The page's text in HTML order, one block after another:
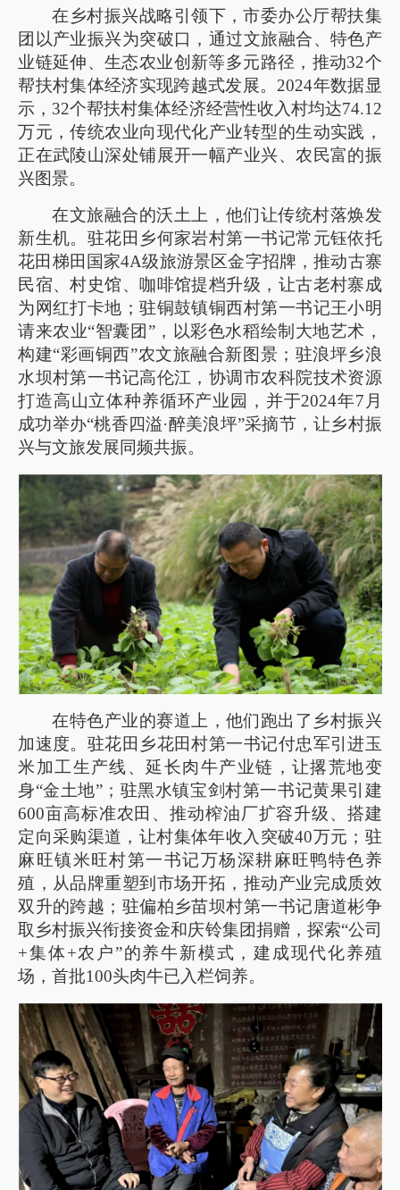
在乡村振兴战略引领下，市委办公厅帮扶集
团以产业振兴为突破口，通过文旅融合、特色产
业链延伸、生态农业创新等多元路径，推动32个
帮扶村集体经济实现跨越式发展。2024年数据显
示，32个帮扶村集体经济经营性收入村均达74.12
万元，传统农业向现代化产业转型的生动实践，
正在武陵山深处铺展开一幅产业兴、农民富的振
兴图景。
在文旅融合的沃土上，他们让传统村落焕发
新生机。驻花田乡何家岩村第一书记常元钰依托
花田梯田国家4A级旅游景区金字招牌，推动古寨
民宿、村史馆、咖啡馆提档升级，让古老村寨成
为网红打卡地；驻铜鼓镇铜西村第一书记王小明
请来农业“智囊团”，以彩色水稻绘制大地艺术，
构建“彩画铜西”农文旅融合新图景；驻浪坪乡浪
水坝村第一书记高伦江，协调市农科院技术资源
打造高山立体种养循环产业园，并于2024年7月
成功举办“桃香四溢·醉美浪坪”采摘节，让乡村振
兴与文旅发展同频共振。
在特色产业的赛道上，他们跑出了乡村振兴
加速度。驻花田乡花田村第一书记付忠军引进玉
米加工生产线、延长肉牛产业链，让撂荒地变
身“金土地”；驻黑水镇宝剑村第一书记黄果引建
600亩高标准农田、推动榨油厂扩容升级、搭建
定向采购渠道，让村集体年收入突破40万元；驻
麻旺镇米旺村第一书记万杨深耕麻旺鸭特色养
殖，从品牌重塑到市场开拓，推动产业完成质效
双升的跨越；驻偏柏乡苗坝村第一书记唐道彬争
取乡村振兴衔接资金和庆铃集团捐赠，探索“公司
+集体+农户”的养牛新模式，建成现代化养殖
场，首批100头肉牛已入栏饲养。